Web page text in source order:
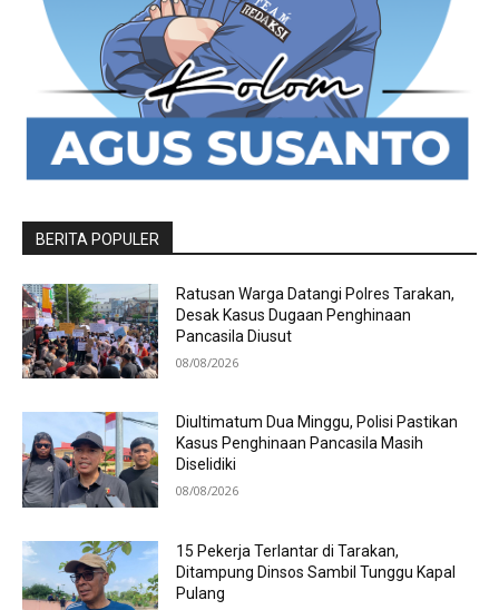
BERITA POPULER
Ratusan Warga Datangi Polres Tarakan,
Desak Kasus Dugaan Penghinaan
Pancasila Diusut
08/08/2026
Diultimatum Dua Minggu, Polisi Pastikan
Kasus Penghinaan Pancasila Masih
Diselidiki
08/08/2026
15 Pekerja Terlantar di Tarakan,
Ditampung Dinsos Sambil Tunggu Kapal
Pulang